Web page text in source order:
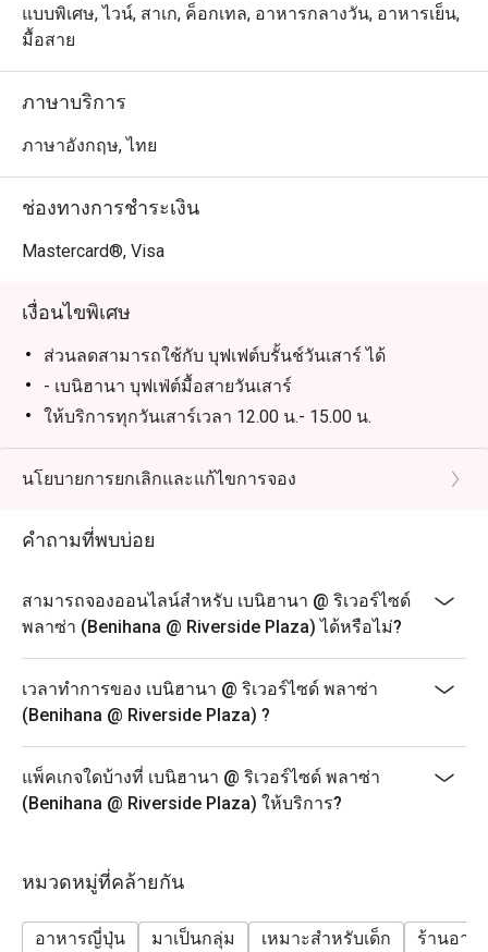
วัน และมื้อบรั๊นช์ในทุกวันเสาร์
แบบพิเศษ, ไวน์, สาเก, ค็อกเทล, อาหารกลางวัน, อาหารเย็น,
มื้อสาย
ภาษาบริการ
ภาษาอังกฤษ, ไทย
ช่องทางการชำระเงิน
Mastercard®, Visa
เงื่อนไขพิเศษ
ส่วนลดสามารถใช้กับ บุฟเฟต์บรั้นช์วันเสาร์ ได้
- เบนิฮานา บุฟเฟ่ต์มื้อสายวันเสาร์
ให้บริการทุกวันเสาร์เวลา 12.00 น.- 15.00 น.
ราคา 1,999++ ต่อท่านรวมชาเขียวและเครื่องดื่มซอฟท์
ดริ๊งค์
นโยบายการยกเลิกและแก้ไขการจอง
คำถามที่พบบ่อย
สามารถจองออนไลน์สำหรับ เบนิฮานา @ ริเวอร์ไซด์
พลาซ่า (Benihana @ Riverside Plaza) ได้หรือไม่?
เวลาทำการของ เบนิฮานา @ ริเวอร์ไซด์ พลาซ่า
(Benihana @ Riverside Plaza) ?
แพ็คเกจใดบ้างที่ เบนิฮานา @ ริเวอร์ไซด์ พลาซ่า
(Benihana @ Riverside Plaza) ให้บริการ?
หมวดหมู่ที่คล้ายกัน
อาหารญี่ปุ่น มาเป็นกลุ่ม เหมาะสำหรับเด็ก ร้านอาห